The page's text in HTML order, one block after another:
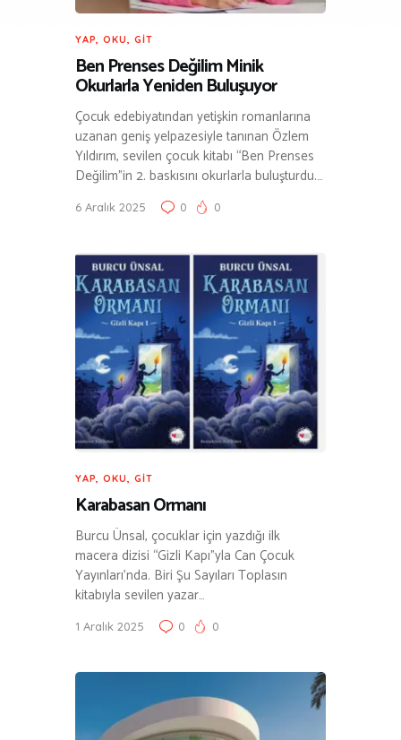
YAP, OKU, GIT
Ben Prenses Değilim Minik
Okurlarla Yeniden Buluşuyor
Çocuk edebiyatından yetişkin romanlarına
uzanan geniş yelpazesiyle tanınan Özlem
Yıldırım, sevilen çocuk kitabı “Ben Prenses
Değilim”in 2. baskısını okurlarla buluşturdu.…
6 Aralık 2025 0 0
YAP, OKU, GIT
Karabasan Ormanı
Burcu Ünsal, çocuklar için yazdığı ilk
macera dizisi “Gizli Kapı”yla Can Çocuk
Yayınları’nda. Biri Şu Sayıları Toplasın
kitabıyla sevilen yazar…
1 Aralık 2025 0 0